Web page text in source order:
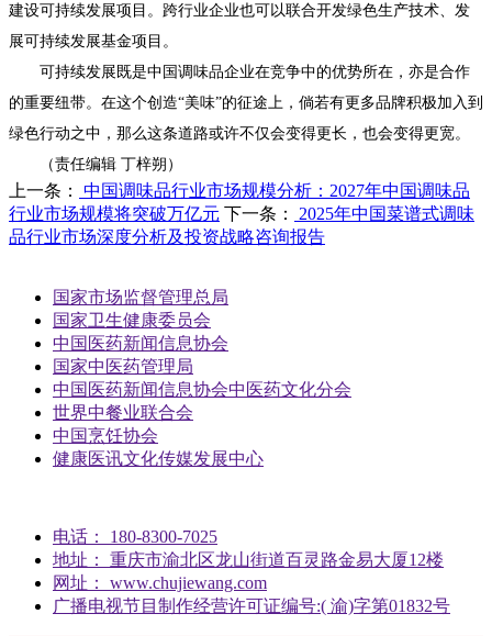
建设可持续发展项目。跨行业企业也可以联合开发绿色生产技术、发
展可持续发展基金项目。
可持续发展既是中国调味品企业在竞争中的优势所在，亦是合作
的重要纽带。在这个创造“美味”的征途上，倘若有更多品牌积极加入到
绿色行动之中，那么这条道路或许不仅会变得更长，也会变得更宽。
（责任编辑 丁梓朔）
上一条：
中国调味品行业市场规模分析：2027年中国调味品
行业市场规模将突破万亿元 下一条：
2025年中国菜谱式调味
品行业市场深度分析及投资战略咨询报告
国家市场监督管理总局
国家卫生健康委员会
中国医药新闻信息协会
国家中医药管理局
中国医药新闻信息协会中医药文化分会
世界中餐业联合会
中国烹饪协会
健康医讯文化传媒发展中心
电话： 180-8300-7025
地址： 重庆市渝北区龙山街道百灵路金易大厦12楼
网址： www.chujiewang.com
广播电视节目制作经营许可证编号:( 渝)字第01832号